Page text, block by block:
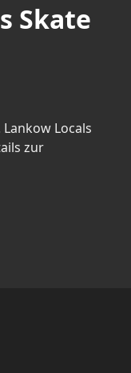
Skate
Locals
zur